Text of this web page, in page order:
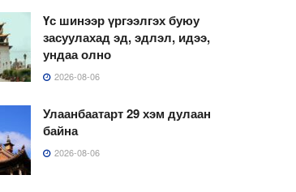
Үс шинээр үргээлгэх буюу
засуулахад эд, эдлэл, идээ,
ундаа олно
2026-08-06
Улаанбаатарт 29 хэм дулаан
байна
2026-08-06